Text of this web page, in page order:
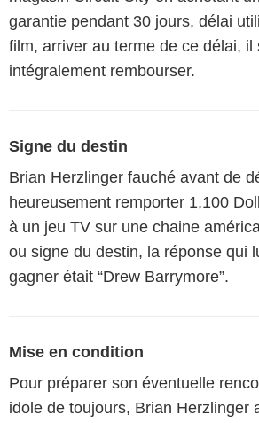
garantie pendant 30 jours, délai
film, arriver au terme de ce délai, il
intégralement rembourser.
Signe du destin
Brian Herzlinger fauché avant de
heureusement remporter 1,100
à un jeu TV sur une chaine
ou signe du destin, la réponse qui
gagner était “Drew Barrymore”.
Mise en condition
Pour préparer son éventuelle
idole de toujours, Brian Herzlinger